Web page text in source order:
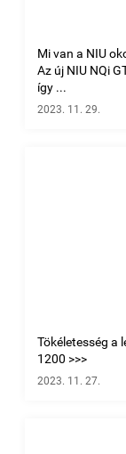
Mi van a NIU
Az új NIU NQi
így ...
2023. 11. 29.
Tökéletesség a
1200 >>>
2023. 11. 27.